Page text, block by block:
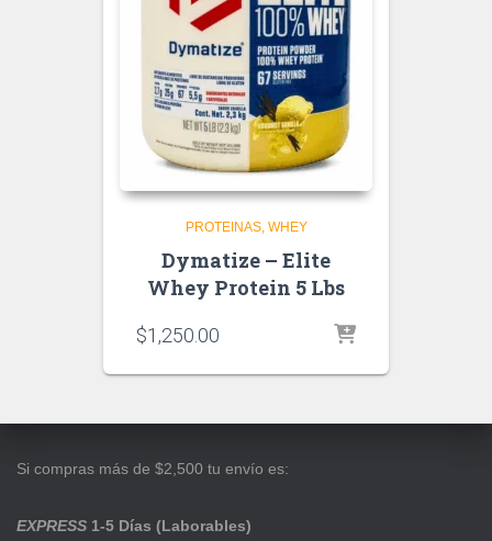
PROTEINAS WHEY
Dymatize – Elite
Whey Protein 5 Lbs
$1,250.00
Si compras más de $2,500 tu envío es:
EXPRESS 1-5 Días (Laborables)